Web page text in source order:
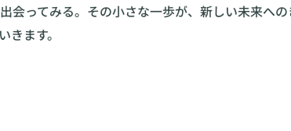
会ってみる。その小さな一歩が、新しい未来へ
ます。